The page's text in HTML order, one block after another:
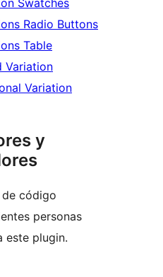
Swatches
Radio Buttons
Table
Variation
Variation
y
código
personas
este plugin.